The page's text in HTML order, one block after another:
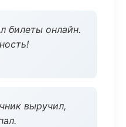
билеты онлайн.
выручил,